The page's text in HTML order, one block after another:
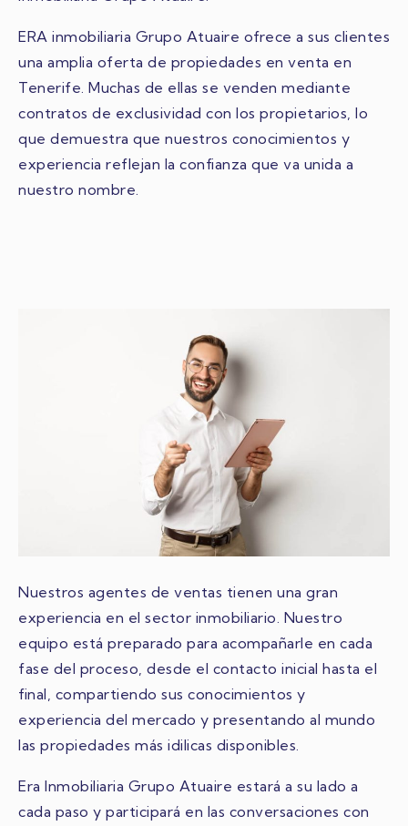
ERA inmobiliaria Grupo Atuaire ofrece a sus clientes
una amplia oferta de propiedades en venta en
Tenerife. Muchas de ellas se venden mediante
contratos de exclusividad con los propietarios, lo
que demuestra que nuestros conocimientos y
experiencia reflejan la confianza que va unida a
nuestro nombre.
Nuestros agentes de ventas tienen una gran
experiencia en el sector inmobiliario. Nuestro
equipo está preparado para acompañarle en cada
fase del proceso, desde el contacto inicial hasta el
final, compartiendo sus conocimientos y
experiencia del mercado y presentando al mundo
las propiedades más idilicas disponibles.
Era Inmobiliaria Grupo Atuaire estará a su lado a
cada paso y participará en las conversaciones con